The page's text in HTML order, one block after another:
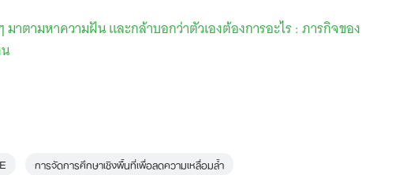
มาตามหาความฝัน และกล้าบอกว่าตัวเองต้องการอะไร : ภารกิจของ
การจัดการศึกษาเชิงพื้นที่เพื่อลดความเหลื่อมล้ำ